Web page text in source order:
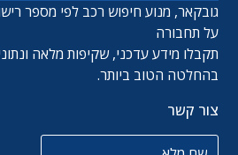
גובקאר, מנוע חיפוש רכב לפי מספר
על תחבורה
תקבלו מידע עדכני, שקיפות מלאה
בהחלטה הטוב ביותר.
צור קשר
שם מלא